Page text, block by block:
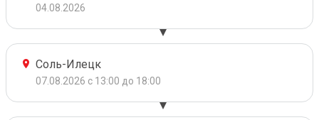
04.08.2026
Соль-Илецк
07.08.2026 с 13:00 до 18:00